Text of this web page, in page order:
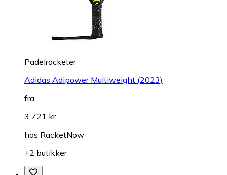
Padelracketer
Adidas Adipower Multiweight (2023)
fra
3 721 kr
hos RacketNow
+2 butikker